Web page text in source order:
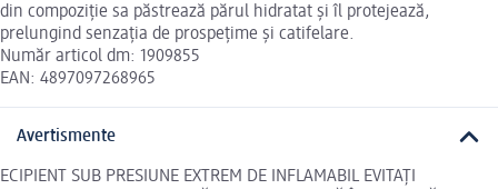
din compoziție sa păstrează părul hidratat și îl protejează,
prelungind senzația de prospețime și catifelare.
Număr articol dm: 1909855
EAN: 4897097268965
Avertismente
ECIPIENT SUB PRESIUNE EXTREM DE INFLAMABIL EVITAȚI